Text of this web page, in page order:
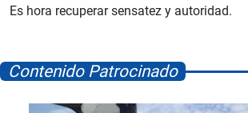
Es hora recuperar sensatez y autoridad.
Contenido Patrocinado